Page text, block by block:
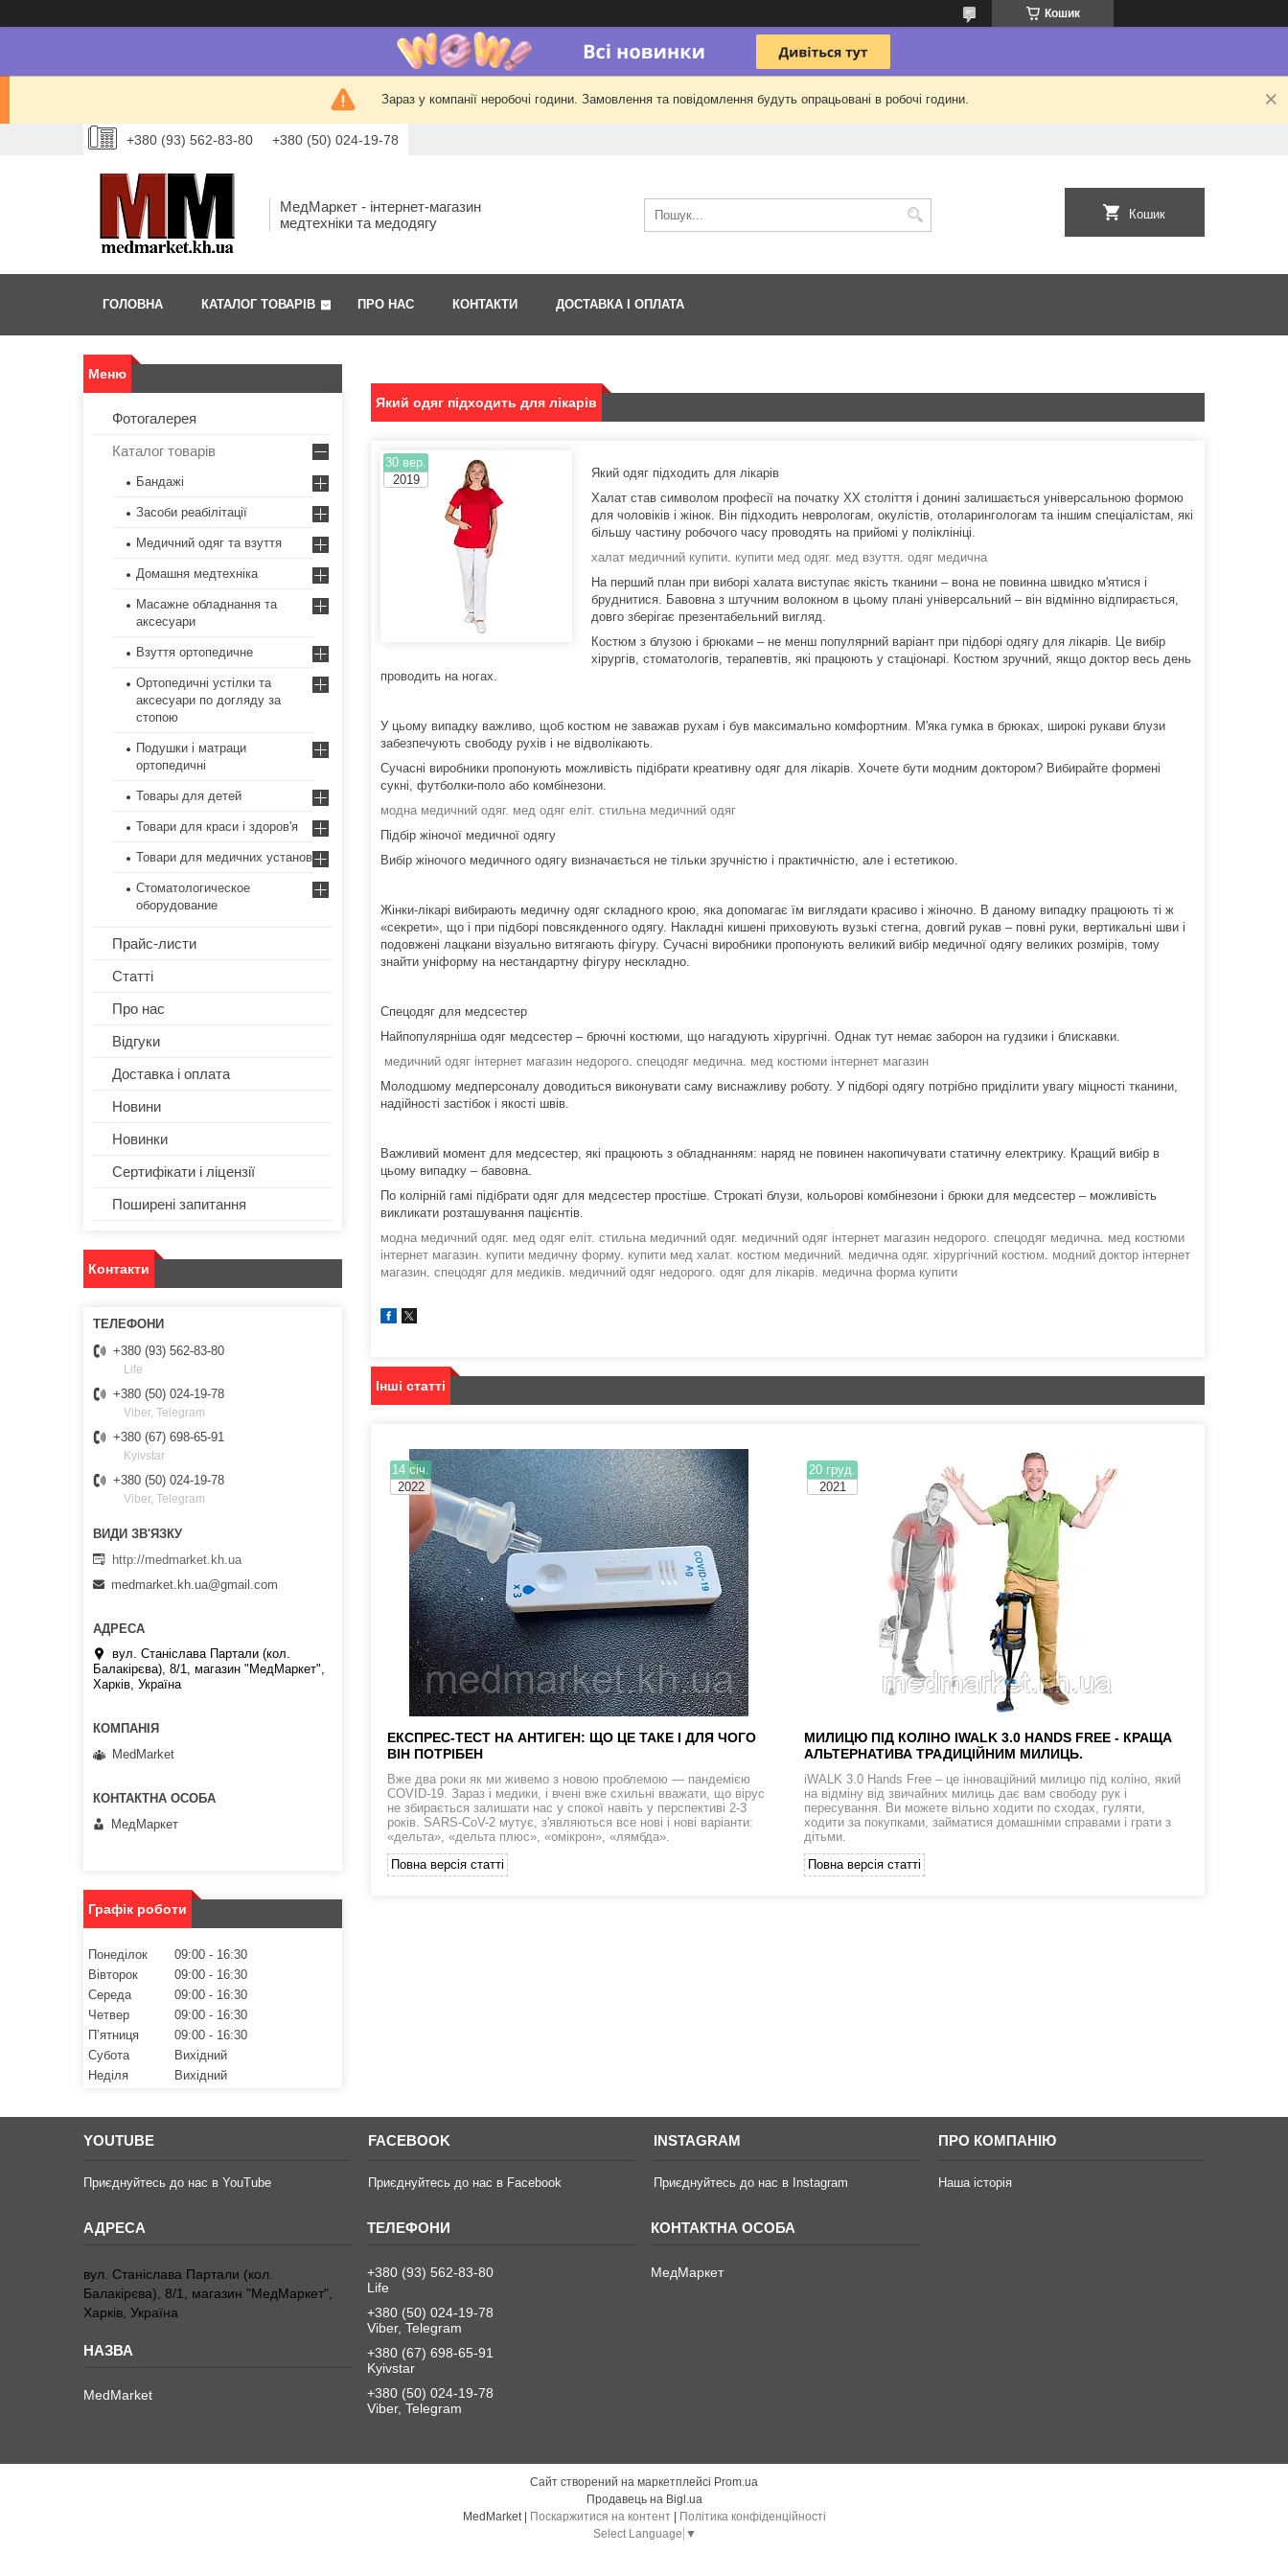
Кошик
Зараз у компанії неробочі години. Замовлення та повідомлення будуть опрацьовані в робочі години.
+380 (93) 562-83-80 +380 (50) 024-19-78
МедМаркет - інтернет-магазин
медтехніки та медодягу
Кошик
ГОЛОВНА КАТАЛОГ ТОВАРІВ ПРО НАС КОНТАКТИ ДОСТАВКА І ОПЛАТА
Який одяг підходить для лікарів
30 вер.
2019
Який одяг підходить для лікарів
Халат став символом професії на початку XX століття і донині залишається універсальною формою
для чоловіків і жінок. Він підходить неврологам, окулістів, отоларингологам та іншим спеціалістам, які
більшу частину робочого часу проводять на прийомі у поліклініці.
халат медичний купити. купити мед одяг. мед взуття. одяг медична
На перший план при виборі халата виступає якість тканини – вона не повинна швидко м'ятися і
бруднитися. Бавовна з штучним волокном в цьому плані універсальний – він відмінно відпирається,
довго зберігає презентабельний вигляд.
Костюм з блузою і брюками – не менш популярний варіант при підборі одягу для лікарів. Це вибір
хірургів, стоматологів, терапевтів, які працюють у стаціонарі. Костюм зручний, якщо доктор весь день
проводить на ногах.
У цьому випадку важливо, щоб костюм не заважав рухам і був максимально комфортним. М'яка гумка в брюках, широкі рукави блузи
забезпечують свободу рухів і не відволікають.
Сучасні виробники пропонують можливість підібрати креативну одяг для лікарів. Хочете бути модним доктором? Вибирайте формені
сукні, футболки-поло або комбінезони.
модна медичний одяг. мед одяг еліт. стильна медичний одяг
Підбір жіночої медичної одягу
Вибір жіночого медичного одягу визначається не тільки зручністю і практичністю, але і естетикою.
Жінки-лікарі вибирають медичну одяг складного крою, яка допомагає їм виглядати красиво і жіночно. В даному випадку працюють ті ж
«секрети», що і при підборі повсякденного одягу. Накладні кишені приховують вузькі стегна, довгий рукав – повні руки, вертикальні шви і
подовжені лацкани візуально витягають фігуру. Сучасні виробники пропонують великий вибір медичної одягу великих розмірів, тому
знайти уніформу на нестандартну фігуру нескладно.
Спецодяг для медсестер
Найпопулярніша одяг медсестер – брючні костюми, що нагадують хірургічні. Однак тут немає заборон на гудзики і блискавки.
медичний одяг інтернет магазин недорого. спецодяг медична. мед костюми інтернет магазин
Молодшому медперсоналу доводиться виконувати саму виснажливу роботу. У підборі одягу потрібно приділити увагу міцності тканини,
надійності застібок і якості швів.
Важливий момент для медсестер, які працюють з обладнанням: наряд не повинен накопичувати статичну електрику. Кращий вибір в
цьому випадку – бавовна.
По колірній гамі підібрати одяг для медсестер простіше. Строкаті блузи, кольорові комбінезони і брюки для медсестер – можливість
викликати розташування пацієнтів.
модна медичний одяг. мед одяг еліт. стильна медичний одяг. медичний одяг інтернет магазин недорого. спецодяг медична. мед костюми
інтернет магазин. купити медичну форму. купити мед халат. костюм медичний. медична одяг. хірургічний костюм. модний доктор інтернет
магазин. спецодяг для медиків. медичний одяг недорого. одяг для лікарів. медична форма купити
Інші статті
14 січ.
2022
ЕКСПРЕС-ТЕСТ НА АНТИГЕН: ЩО ЦЕ ТАКЕ І ДЛЯ ЧОГО
ВІН ПОТРІБЕН
Вже два роки як ми живемо з новою проблемою — пандемією
COVID-19. Зараз і медики, і вчені вже схильні вважати, що вірус
не збирається залишати нас у спокої навіть у перспективі 2-3
років. SARS-CoV-2 мутує, з'являються все нові і нові варіанти:
«дельта», «дельта плюс», «омікрон», «лямбда».
Повна версія статті
20 груд.
2021
МИЛИЦЮ ПІД КОЛІНО IWALK 3.0 HANDS FREE - КРАЩА
АЛЬТЕРНАТИВА ТРАДИЦІЙНИМ МИЛИЦЬ.
iWALK 3.0 Hands Free – це інноваційний милицю під коліно, який
на відміну від звичайних милиць дає вам свободу рук і
пересування. Ви можете вільно ходити по сходах, гуляти,
ходити за покупками, займатися домашніми справами і грати з
дітьми.
Повна версія статті
Фотогалерея
Каталог товарів
Бандажі
Засоби реабілітації
Медичний одяг та взуття
Домашня медтехніка
Масажне обладнання та
аксесуари
Взуття ортопедичне
Ортопедичні устілки та
аксесуари по догляду за
стопою
Подушки і матраци
ортопедичні
Товары для детей
Товари для краси і здоров'я
Товари для медичних установ
Стоматологическое
оборудование
Прайс-листи
Статті
Про нас
Відгуки
Доставка і оплата
Новини
Новинки
Сертифікати і ліцензії
Поширені запитання
Контакти
+380 (93) 562-83-80
Life
+380 (50) 024-19-78
Viber, Telegram
+380 (67) 698-65-91
Kyivstar
+380 (50) 024-19-78
Viber, Telegram
http://medmarket.kh.ua
medmarket.kh.ua@gmail.com
вул. Станіслава Партали (кол.
Балакірєва), 8/1, магазин "МедМаркет",
Харків, Україна
MedMarket
МедМаркет
Графік роботи
Понеділок 09:00
16:30
Вівторок
09:00
16:30
Середа
09:00
16:30
Четвер
09:00
16:30
Пʼятниця
09:00
16:30
Субота
Вихідний
Неділя
Вихідний
YOUTUBE
Приєднуйтесь до нас в YouTube
FACEBOOK
Приєднуйтесь до нас в Facebook
INSTAGRAM
Приєднуйтесь до нас в Instagram
ПРО КОМПАНІЮ
Наша історія
вул. Станіслава Партали (кол.
Балакірєва), 8/1, магазин "МедМаркет",
Харків, Україна
MedMarket
+380 (93) 562-83-80
Life
+380 (50) 024-19-78
Viber, Telegram
+380 (67) 698-65-91
Kyivstar
+380 (50) 024-19-78
Viber, Telegram
МедМаркет
Сайт створений на маркетплейсі Prom.ua
Продавець на Bigl.ua
MedMarket | Поскаржитися на контент | Політика конфіденційності
Select Language ▼